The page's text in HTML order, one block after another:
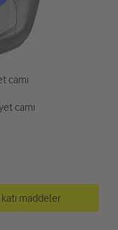
camı
camı
maddeler